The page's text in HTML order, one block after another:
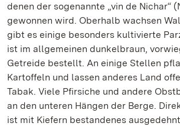
denen der sogenannte „vin de Nichar“
gewonnen wird. Oberhalb wachsen
gibt es einige besonders kultivierte
ist im allgemeinen dunkelbraun,
Getreide bestellt. An einige Stellen
Kartoffeln und lassen anderes Land
Tabak. Viele Pfirsiche und andere
an den unteren Hängen der Berge.
ist mit Kiefern bestandenes